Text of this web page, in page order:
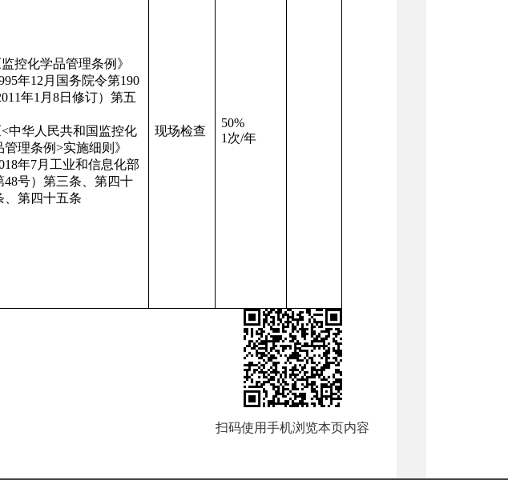
控化学品管理条例》
年12月国务院令第190
年1月8日修订）第五
<中华人民共和国监控化
管理条例>实施细则》
年7月工业和信息化部
48号）第三条、第四十
、第四十五条
现场检查
50%
1次/年
扫码使用手机浏览本页内容